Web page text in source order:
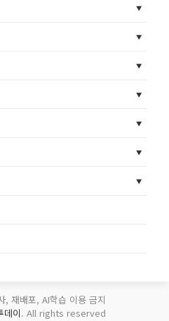
, 재배포, AI학습 이용 금지
데이. All rights reserved